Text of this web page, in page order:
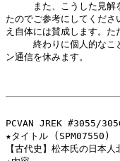
また、こうした見解を
たのでご参考にしてくだ
え自体には賛成します。
終わりに個人的なこと
ン通信を休みます。
半
PCVAN JREK #3055/
★タイトル
【古代史】松本氏の日本